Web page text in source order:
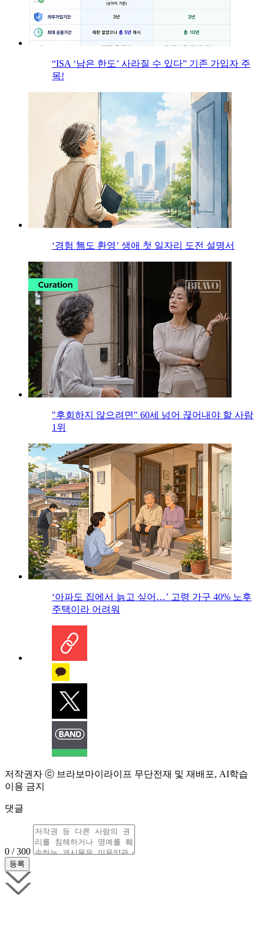
“ISA ‘남은 한도’ 사라질 수 있다” 기존 가입자 주
목!
‘경험 無도 환영’ 생애 첫 일자리 도전 설명서
"후회하지 않으려면" 60세 넘어 끊어내야 할 사람
1위
‘아파도 집에서 늙고 싶어…’ 고령 가구 40% 노후
주택이라 어려워
저작권자 ⓒ 브라보마이라이프 무단전재 및 재배포, AI학습
이용 금지
댓글
0 / 300